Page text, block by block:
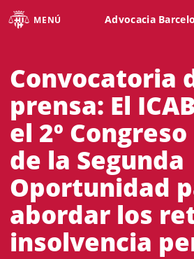
MENÚ Advocacia
Convocatoria
prensa: El
el 2º
de la Segunda
Oportunidad
abordar los
insolvencia